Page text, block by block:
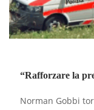
“Rafforzare la
Norman Gobbi